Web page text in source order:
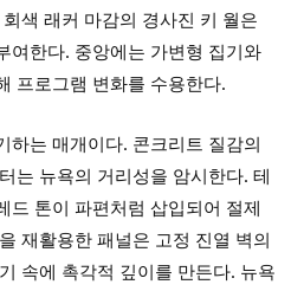
색 래커 마감의 경사진 키 월은
여한다. 중앙에는 가변형 집기와
프로그램 변화를 수용한다.
하는 매개이다. 콘크리트 질감의
는 뉴욕의 거리성을 암시한다. 테
드 톤이 파편처럼 삽입되어 절제
재활용한 패널은 고정 진열 벽의
속에 촉각적 깊이를 만든다. 뉴욕